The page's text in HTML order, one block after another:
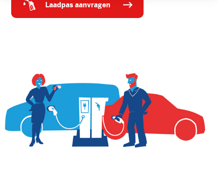
laadpas aanvragen